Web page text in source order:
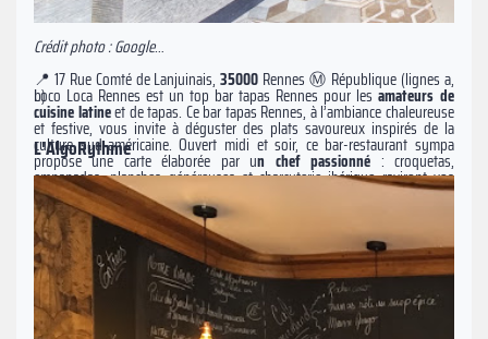
Crédit photo : Google
Loco Loca Rennes est un top bar tapas Rennes pour les amateurs de
cuisine latineet de tapas. Ce bar tapas Rennes, à l’ambiance chaleureuse
et festive, vous invite à déguster des plats savoureux inspirés de la
culture sud-américaine. Ouvert midi et soir, ce bar-restaurant sympa
propose une carte élaborée par un chef passionné : croquetas,
empanadas, planches généreuses et charcuterie ibérique raviront vos
papilles. Idéal pour un déjeuner entre collègues, un dîner entre amis ou
une soirée animée, Loco Loca s’adapte à toutes vos envies. Avec
soncadre coloré et son esprit convivial, cet établissement est parfait
pour travailler, se détendre ou profiter d’un brunch dominical. Proche de
la place Saint-Germain, ce bar tapas Rennes incarne l’art de vivre latino
avec une équipe accueillante et deshoraires flexibles. Une adresse
joyeuse et gourmande qui fait rayonner la ville de Rennes ! Prenez le
temps de consulter la page dédiée à ce bar tapas Rennes pour faire votre
réservation et connaître vos droits de client.
📍 17 Rue Comté de Lanjuinais, 35000 Rennes Ⓜ️ République (lignes a,
b)
L'AlgoRythme